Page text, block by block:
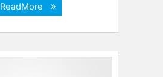
ReadMore